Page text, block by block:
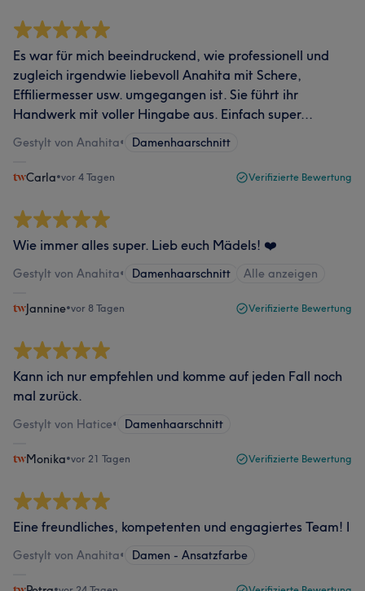
Es war für mich beeindruckend, wie professionell und
zugleich irgendwie liebevoll Anahita mit Schere,
Effiliermesser usw. umgegangen ist. Sie führt ihr
Handwerk mit voller Hingabe aus. Einfach super...
Gestylt von Anahita• Damenhaarschnitt
Carla•vor 4 Tagen Verifizierte Bewertung
Wie immer alles super. Lieb euch Mädels! ❤️
Gestylt von Anahita• Damenhaarschnitt Alle anzeigen
Jannine•vor 8 Tagen Verifizierte Bewertung
Kann ich nur empfehlen und komme auf jeden Fall noch
mal zurück.
Gestylt von Hatice• Damenhaarschnitt
Monika•vor 21 Tagen Verifizierte Bewertung
Eine freundliches, kompetenten und engagiertes Team! I
Gestylt von Anahita• Damen - Ansatzfarbe